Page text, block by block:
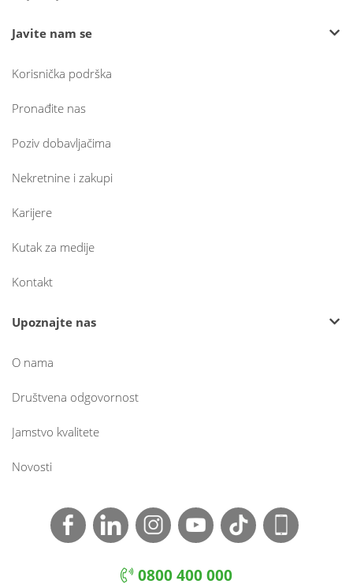
Javite nam se
Korisnička podrška
Pronađite nas
Poziv dobavljačima
Nekretnine i zakupi
Karijere
Kutak za medije
Kontakt
Upoznajte nas
O nama
Društvena odgovornost
Jamstvo kvalitete
Novosti
0800 400 000